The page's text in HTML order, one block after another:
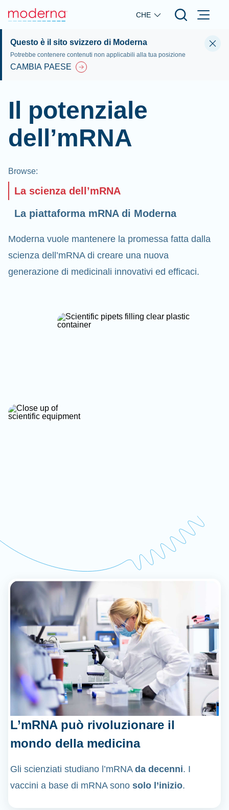
Skip to main content
CHE
Questo è il sito svizzero di Moderna
Potrebbe contenere contenuti non applicabili alla tua posizione
CAMBIA PAESE
Il potenziale
dell’mRNA
Browse:
La scienza dell’mRNA
La piattaforma mRNA di Moderna
Moderna vuole mantenere la promessa fatta dalla
scienza dell’mRNA di creare una nuova
generazione di medicinali innovativi ed efficaci.
L’mRNA può rivoluzionare il
mondo della medicina
Gli scienziati studiano l’mRNA da decenni. I
vaccini a base di mRNA sono solo l’inizio.